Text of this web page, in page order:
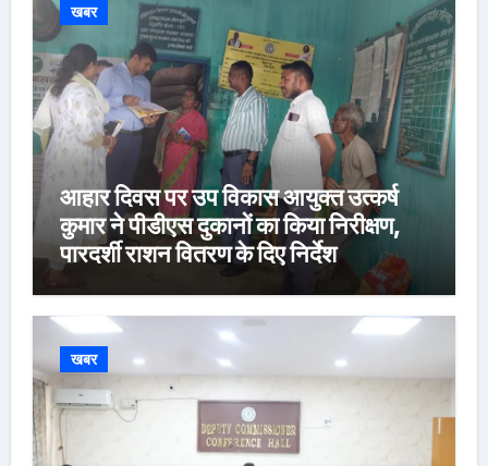
खबर
आहार दिवस पर उप विकास आयुक्त उत्कर्ष
कुमार ने पीडीएस दुकानों का किया निरीक्षण,
पारदर्शी राशन वितरण के दिए निर्देश
खबर